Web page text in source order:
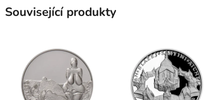
Související produkty